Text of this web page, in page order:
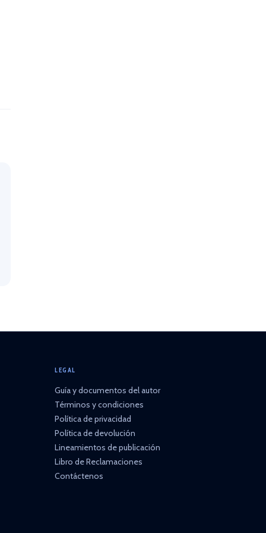
LEGAL
Guía y documentos del autor
Términos y condiciones
Política de privacidad
Política de devolución
Lineamientos de publicación
Libro de Reclamaciones
Contáctenos